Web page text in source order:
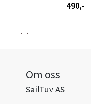
490,-
Om oss
SailTuv AS